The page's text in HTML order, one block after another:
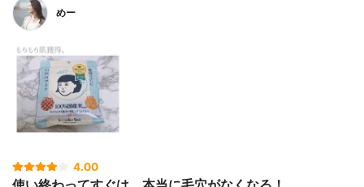
めー
4.00